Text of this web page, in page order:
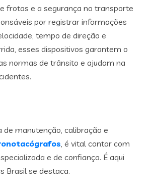
frotas e a segurança no transporte
por registrar informações
tempo de direção e
esses dispositivos garantem o
normas de trânsito e ajudam na
de manutenção, calibração e
, é vital contar com
e de confiança. É aqui
Brasil se destaca.